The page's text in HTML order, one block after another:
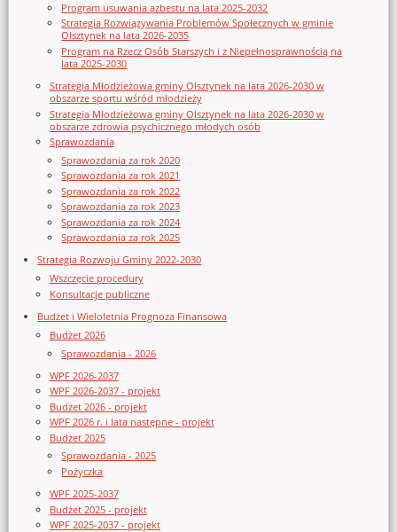
Program usuwania azbestu na lata 2025-2032
Strategia Rozwiązywania Problemów Społecznych w gminie
Olsztynek na lata 2026-2035
Program na Rzecz Osób Starszych i z Niepełnosprawnością na
lata 2025-2030
Strategia Młodzieżowa gminy Olsztynek na lata 2026-2030 w
obszarze sportu wśród młodzieży
Strategia Młodzieżowa gminy Olsztynek na lata 2026-2030 w
obszarze zdrowia psychicznego młodych osób
Sprawozdania
Sprawozdania za rok 2020
Sprawozdania za rok 2021
Sprawozdania za rok 2022
Sprawozdania za rok 2023
Sprawozdania za rok 2024
Sprawozdania za rok 2025
Strategia Rozwoju Gminy 2022-2030
Wszczęcie procedury
Konsultacje publiczne
Budżet i Wieloletnia Prognoza Finansowa
Budżet 2026
Sprawozdania - 2026
WPF 2026-2037
WPF 2026-2037 - projekt
Budżet 2026 - projekt
WPF 2026 r. i lata następne - projekt
Budżet 2025
Sprawozdania - 2025
Pożyczka
WPF 2025-2037
Budżet 2025 - projekt
WPF 2025-2037 - projekt